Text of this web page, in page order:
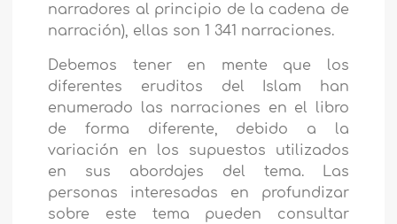
narradores al principio de la cadena de
narración), ellas son 1 341 narraciones.
Debemos tener en mente que los
diferentes eruditos del Islam han
enumerado las narraciones en el libro
de forma diferente, debido a la
variación en los supuestos utilizados
en sus abordajes del tema. Las
personas interesadas en profundizar
sobre este tema pueden consultar